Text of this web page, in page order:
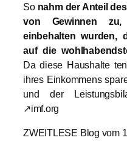
So nahm der Anteil
von Gewinnen
einbehalten wurden,
auf die
Da diese Haushalte
ihres Einkommens
und der
↗imf.org
ZWEITLESE Blog vom